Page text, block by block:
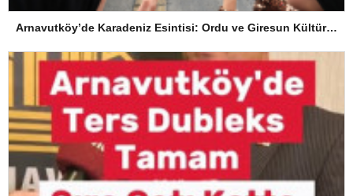
Arnavutköy’de Karadeniz Esintisi: Ordu ve Giresun Kültürü Memleket Günleri’nde Buluştu